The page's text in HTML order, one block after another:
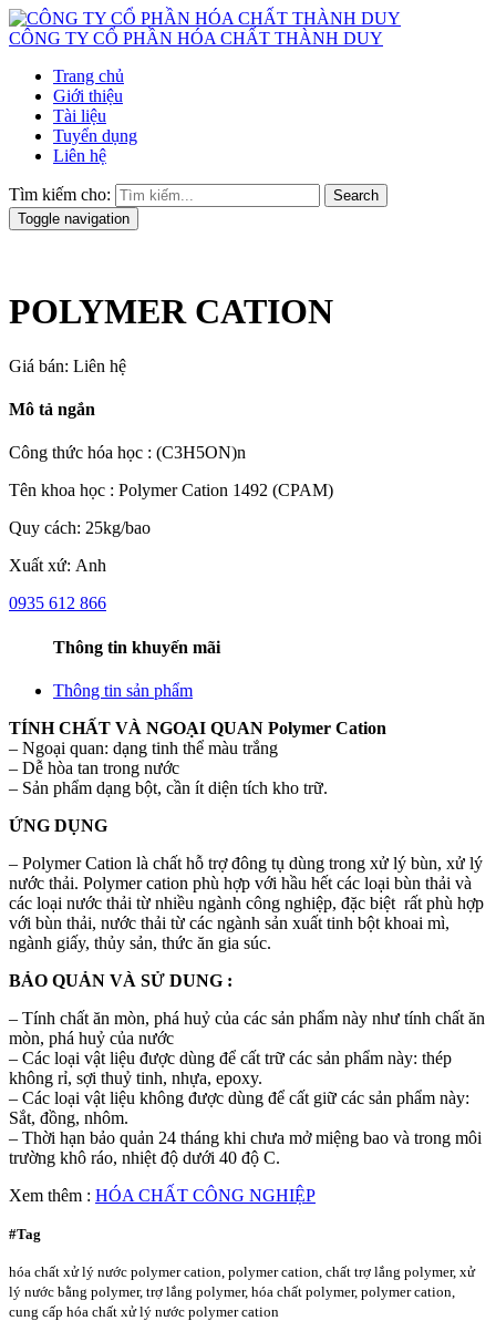
CÔNG TY CỔ PHẦN HÓA CHẤT THÀNH DUY
Trang chủ
Giới thiệu
Tài liệu
Tuyển dụng
Liên hệ
Tìm kiếm cho:
Search
Toggle navigation
POLYMER CATION
Giá bán: Liên hệ
Mô tả ngắn
Công thức hóa học : (C3H5ON)n
Tên khoa học : Polymer Cation 1492 (CPAM)
Quy cách: 25kg/bao
Xuất xứ: Anh
0935 612 866
Thông tin khuyến mãi
Thông tin sản phẩm
TÍNH CHẤT VÀ NGOẠI QUAN Polymer Cation
– Ngoại quan: dạng tinh thể màu trắng
– Dễ hòa tan trong nước
– Sản phẩm dạng bột, cần ít diện tích kho trữ.
ỨNG DỤNG
– Polymer Cation là chất hỗ trợ đông tụ dùng trong xử lý bùn, xử lý
nước thải. Polymer cation phù hợp với hầu hết các loại bùn thải và
các loại nước thải từ nhiều ngành công nghiệp, đặc biệt rất phù hợp
với bùn thải, nước thải từ các ngành sản xuất tinh bột khoai mì,
ngành giấy, thủy sản, thức ăn gia súc.
BẢO QUẢN VÀ SỬ DUNG :
– Tính chất ăn mòn, phá huỷ của các sản phẩm này như tính chất ăn
mòn, phá huỷ của nước
– Các loại vật liệu được dùng để cất trữ các sản phẩm này: thép
không rỉ, sợi thuỷ tinh, nhựa, epoxy.
– Các loại vật liệu không được dùng để cất giữ các sản phẩm này:
Sắt, đồng, nhôm.
– Thời hạn bảo quản 24 tháng khi chưa mở miệng bao và trong môi
trường khô ráo, nhiệt độ dưới 40 độ C.
Xem thêm : HÓA CHẤT CÔNG NGHIỆP
#Tag
hóa chất xử lý nước polymer cation, polymer cation, chất trợ lắng polymer, xử
lý nước bằng polymer, trợ lắng polymer, hóa chất polymer, polymer cation,
cung cấp hóa chất xử lý nước polymer cation